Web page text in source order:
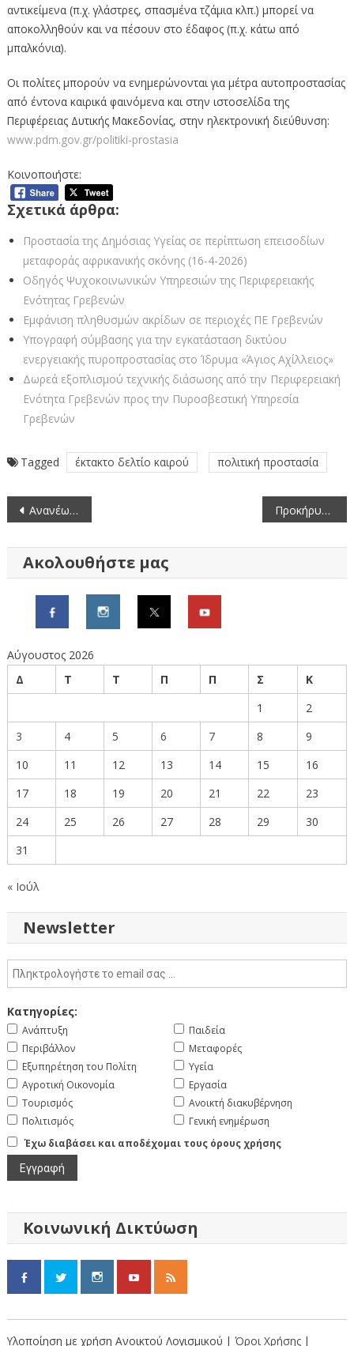
αντικείμενα (π.χ. γλάστρες, σπασμένα τζάμια κλπ.) μπορεί να
αποκολληθούν και να πέσουν στο έδαφος (π.χ. κάτω από
μπαλκόνια).
Οι πολίτες μπορούν να ενημερώνονται για μέτρα αυτοπροστασίας
από έντονα καιρικά φαινόμενα και στην ιστοσελίδα της
Περιφέρειας Δυτικής Μακεδονίας, στην ηλεκτρονική διεύθυνση:
www.pdm.gov.gr/politiki-prostasia
Κοινοποιήστε:
Σχετικά άρθρα:
Προστασία της Δημόσιας Υγείας σε περίπτωση επεισοδίων
μεταφοράς αφρικανικής σκόνης (16-4-2026)
Οδηγός Ψυχοκοινωνικών Υπηρεσιών της Περιφερειακής
Ενότητας Γρεβενών
Εμφάνιση πληθυσμών ακρίδων σε περιοχές ΠΕ Γρεβενών
Υπογραφή σύμβασης για την εγκατάσταση δικτύου
ενεργειακής πυροπροστασίας στο Ίδρυμα «Άγιος Αχίλλειος»
Δωρεά εξοπλισμού τεχνικής διάσωσης από την Περιφερειακή
Ενότητα Γρεβενών προς την Πυροσβεστική Υπηρεσία
Γρεβενών
Tagged έκτακτο δελτίο καιρού πολιτική προστασία
Πλοήγηση
Ανανέωση και Έκδοση νέων δελτίων μετακίνησης ΑμεΑ Προκήρυξη Ανοικτού Ηλεκτρονικού Διαγωνισμού για την παροχή υπηρεσιών “Καθαρισμός Διοικητηρίου της Περιφερειακής Ενότητας Γρεβενών – ΚΤΕΟ Γρεβενών – Κτηνιατρικό Κέντρο Δεσκάτης”
Ακολουθήστε μας
Αύγουστος 2026
Δ
Τ Τ Π Π Σ
Κ
1
2
3
4 5 6 7 8
9
10
11 12 13 14 15
16
17
18 19 20 21 22
23
24
25 26 27 28 29
30
31
« Ιούλ
Newsletter
Κατηγορίες:
Ανάπτυξη
Περιβάλλον
Εξυπηρέτηση του Πολίτη
Αγροτική Οικονομία
Τουρισμός
Πολιτισμός
Παιδεία
Μεταφορές
Υγεία
Εργασία
Ανοικτή διακυβέρνηση
Γενική ενημέρωση
Έχω διαβάσει και αποδέχομαι τους όρους χρήσης
Κοινωνική Δικτύωση
Υλοποίηση με χρήση Ανοικτού Λογισμικού | Όροι Χρήσης |